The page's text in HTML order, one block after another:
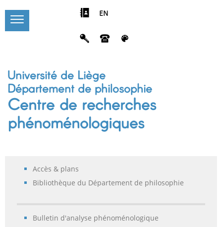
EN
Université de Liège
Département de philosophie
Centre de recherches
phénoménologiques
Accès & plans
Bibliothèque du Département de philosophie
Bulletin d'analyse phénoménologique